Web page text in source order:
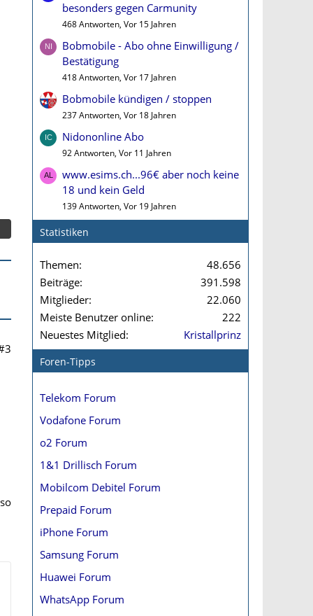
besonders gegen Carmunity
468 Antworten, Vor 15 Jahren
Bobmobile - Abo ohne Einwilligung /
Bestätigung
418 Antworten, Vor 17 Jahren
Bobmobile kündigen / stoppen
237 Antworten, Vor 18 Jahren
Nidononline Abo
92 Antworten, Vor 11 Jahren
www.esims.ch...96€ aber noch keine
18 und kein Geld
139 Antworten, Vor 19 Jahren
Statistiken
Themen
48.656
Beiträge
391.598
Mitglieder
22.060
Meiste Benutzer online
222
Neuestes Mitglied
Kristallprinz
Foren-Tipps
Telekom Forum
Vodafone Forum
o2 Forum
1&1 Drillisch Forum
Mobilcom Debitel Forum
Prepaid Forum
iPhone Forum
Samsung Forum
Huawei Forum
WhatsApp Forum